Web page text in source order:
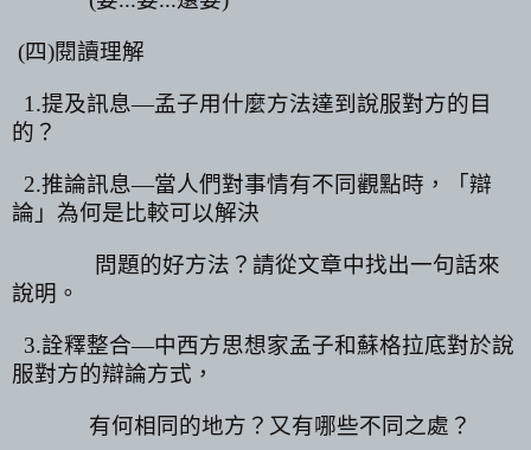
(四)閱讀理解
1.提及訊息—孟子用什麼方法達到說服對方的目
的？
2.推論訊息—當人們對事情有不同觀點時，「辯
論」為何是比較可以解決
問題的好方法？請從文章中找出一句話來
說明。
3.詮釋整合—中西方思想家孟子和蘇格拉底對於說
服對方的辯論方式，
有何相同的地方？又有哪些不同之處？